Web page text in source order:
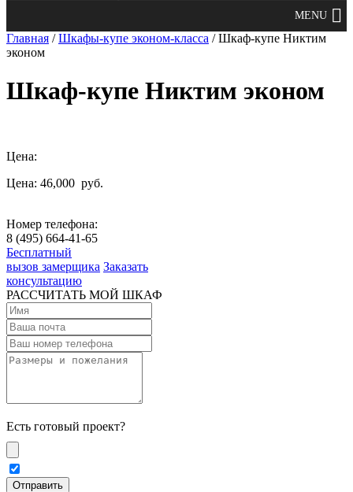
Главная /Шкафы-купе эконом-класса / Шкаф-купе Никтим
эконом
Шкаф-купе Никтим эконом
Цена:
Цена: 46,000 руб.
Номер телефона:
8 (495) 664-41-65
Бесплатный
вызов замерщика Заказать
консультацию
РАССЧИТАТЬ МОЙ ШКАФ
Есть готовый проект?